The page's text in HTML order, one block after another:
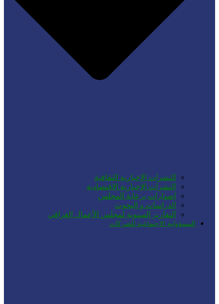
النشرات الإخبارية الثقافية
النشرات الإخبارية الاقتصادية
اصدارات برعاية المجلس
الدراسات و البحوث
التقارير السنوية لمجلس الأعمال العراقي
المسؤولية الاجتماعية للشركات